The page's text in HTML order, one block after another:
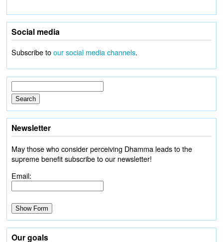
Social media
Subscribe toour social media channels.
Newsletter
May those who consider perceiving Dhamma leads to the
supreme benefit subscribe to our newsletter!
Email:
Our goals